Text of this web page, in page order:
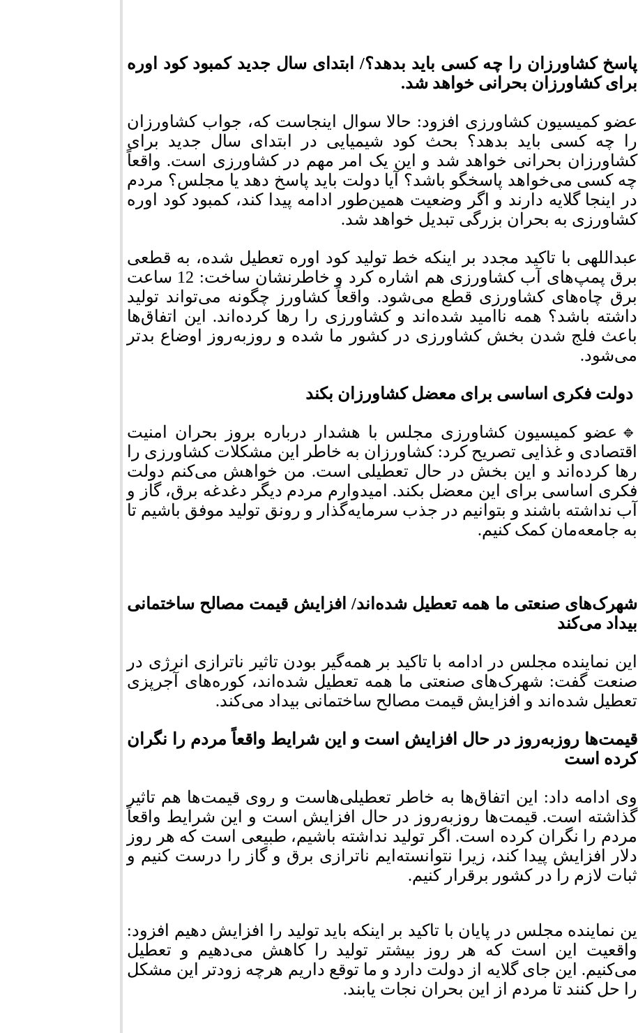
پاسخ کشاورزان را چه کسی باید بدهد؟/ ابتدای سال جدید‌ کمبود کود اوره
برای کشاورزان بحرانی خواهد شد.
عضو کمیسیون کشاورزی افزود: حالا سوال اینجاست که، جواب کشاورزان
را چه کسی باید بدهد؟ بحث کود شیمیایی در ابتدای سال جدید‌ برای
کشاورزان بحرانی خواهد شد و این یک امر مهم در کشاورزی است. واقعاً
چه کسی می‌خواهد پاسخگو باشد؟ آیا دولت باید پاسخ دهد یا مجلس؟ مردم
در اینجا گلایه دارند و اگر وضعیت همین‌طور ادامه پیدا کند، کمبود کود اوره
کشاورزی به بحران بزرگی تبدیل خواهد شد.
عبداللهی با تاکید مجدد بر اینکه خط تولید کود اوره تعطیل شده، به قطعی
برق پمپ‌های آب کشاورزی هم اشاره کرد و خاطرنشان ساخت: 12 ساعت
برق چاه‌های کشاورزی قطع می‌شود. واقعاً کشاورز چگونه می‌تواند تولید
داشته باشد؟ همه ناامید شده‌اند و کشاورزی را رها کرده‌اند. این اتفاق‌ها
باعث فلج شدن بخش کشاورزی در کشور ما شده و روزبه‌روز اوضاع بدتر
می‌شود.
دولت فکری اساسی برای معضل کشاورزان بکند
🔹عضو کمیسیون کشاورزی مجلس با هشدار درباره بروز بحران امنیت
اقتصادی و غذایی تصریح کرد: کشاورزان به خاطر این مشکلات کشاورزی را
رها کرده‌اند و این بخش در حال تعطیلی است. من خواهش می‌کنم دولت
فکری اساسی برای این معضل بکند. امیدوارم مردم دیگر دغدغه برق، گاز و
آب نداشته باشند و بتوانیم در جذب سرمایه‌گذار و رونق تولید موفق باشیم تا
به جامعه‌مان کمک کنیم.
شهرک‌های صنعتی ما همه تعطیل شده‌اند/ افزایش قیمت مصالح ساختمانی
بیداد می‌کند
این نماینده مجلس در ادامه با تاکید بر همه‌گیر بودن تاثیر ناترازی انرژی در
صنعت گفت: شهرک‌های صنعتی ما همه تعطیل شده‌اند، کوره‌های آجرپزی
تعطیل شده‌اند و افزایش قیمت مصالح ساختمانی بیداد می‌کند.
قیمت‌ها روزبه‌روز در حال افزایش است و این شرایط واقعاً مردم را نگران
کرده است
وی ادامه داد: این اتفاق‌ها به خاطر تعطیلی‌هاست و روی قیمت‌ها هم تاثیر
گذاشته است. قیمت‌ها روزبه‌روز در حال افزایش است و این شرایط واقعاً
مردم را نگران کرده است. اگر تولید نداشته باشیم، طبیعی است که هر روز
دلار افزایش پیدا کند، زیرا نتوانسته‌ایم ناترازی برق و گاز را درست کنیم و
ثبات لازم را در کشور برقرار کنیم.
ین نماینده مجلس در پایان با تاکید بر اینکه باید تولید را افزایش دهیم افزود:
واقعیت این است که هر روز بیشتر تولید را کاهش می‌دهیم و تعطیل
می‌کنیم. این جای گلایه از دولت دارد و ما توقع داریم هرچه زودتر این مشکل
را حل کنند تا مردم از این بحران نجات یابند.